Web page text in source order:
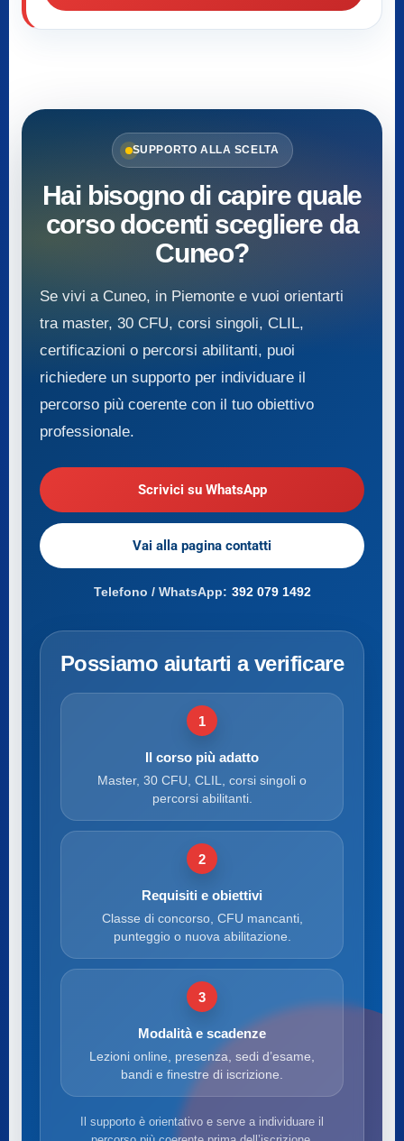
SUPPORTO ALLA SCELTA
Hai bisogno di capire quale
corso docenti scegliere da
Cuneo?
Se vivi a Cuneo, in Piemonte e vuoi orientarti
tra master, 30 CFU, corsi singoli, CLIL,
certificazioni o percorsi abilitanti, puoi
richiedere un supporto per individuare il
percorso più coerente con il tuo obiettivo
professionale.
Scrivici su WhatsApp
Vai alla pagina contatti
Telefono / WhatsApp: 392 079 1492
Possiamo aiutarti a verificare
1
Il corso più adatto
Master, 30 CFU, CLIL, corsi singoli o
percorsi abilitanti.
2
Requisiti e obiettivi
Classe di concorso, CFU mancanti,
punteggio o nuova abilitazione.
3
Modalità e scadenze
Lezioni online, presenza, sedi d’esame,
bandi e finestre di iscrizione.
Il supporto è orientativo e serve a individuare il